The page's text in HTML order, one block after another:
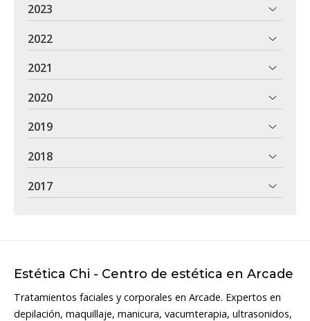
2023
2022
2021
2020
2019
2018
2017
Estética Chi - Centro de estética en Arcade
Tratamientos faciales y corporales en Arcade. Expertos en
depilación, maquillaje, manicura, vacumterapia, ultrasonidos,